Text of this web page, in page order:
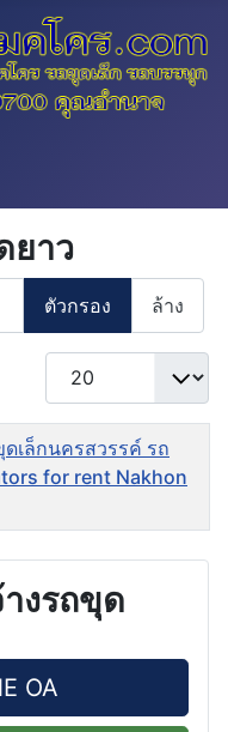
ยาว
ตัวกรอง ล้าง
แสดง #
เล็กนครสวรรค์ รถ
for rent Nakhon
งรถขุด
OA